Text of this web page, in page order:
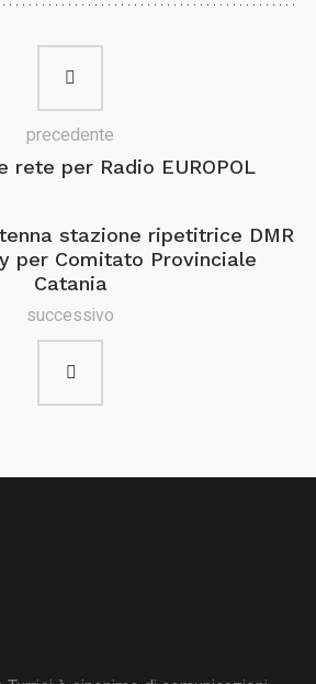
rete per Radio EUROPOL
precedente
stazione ripetitrice DMR
per Comitato Provinciale
Catania
successivo